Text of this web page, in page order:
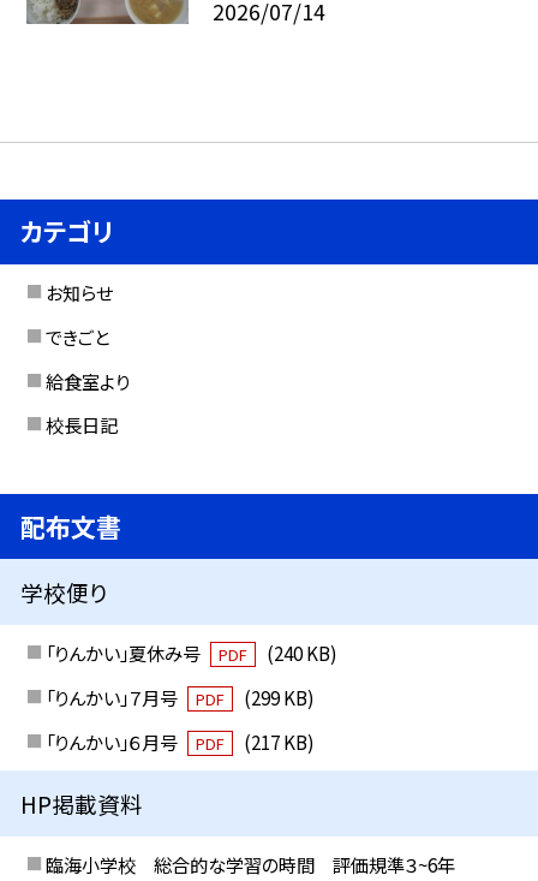
2026/07/14
カテゴリ
お知らせ
できごと
給食室より
校長日記
配布文書
学校便り
「りんかい」夏休み号 PDF
(240 KB)
「りんかい」７月号
PDF
(299 KB)
「りんかい」６月号
PDF (217 KB)
HP掲載資料
臨海小学校 総合的な学習の時間 評価規準３~6年